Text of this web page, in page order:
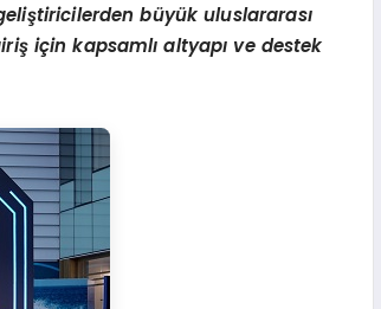
büyük uluslararası
için kapsamlı altyapı ve destek